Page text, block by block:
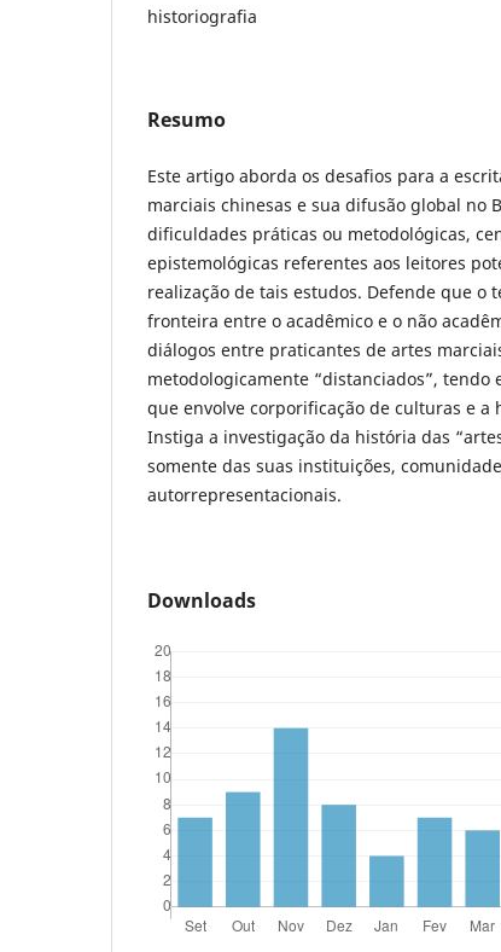
historiografia
Resumo
Este artigo aborda os desafios para a
marciais chinesas e sua difusão global no
dificuldades práticas ou metodológicas,
epistemológicas referentes aos leitores
realização de tais estudos. Defende que o
fronteira entre o acadêmico e o não
diálogos entre praticantes de artes
metodologicamente “distanciados”, tendo
que envolve corporificação de culturas e a
Instiga a investigação da história das
somente das suas instituições,
autorrepresentacionais.
Downloads